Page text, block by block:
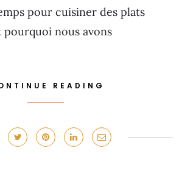
pour cuisiner des plats
pourquoi nous avons
READING